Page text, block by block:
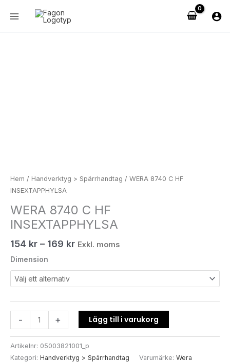
Hem / Handverktyg > Spärrhandtag / WERA 8740 C HF
INSEXTAPPHYLSA
WERA 8740 C HF
INSEXTAPPHYLSA
154 kr – 169 kr Exkl. moms
Dimension
- + Lägg till i varukorg
Artikelnr: 05003821001_p
Kategori: Handverktyg > Spärrhandtag Varumärke: Wera